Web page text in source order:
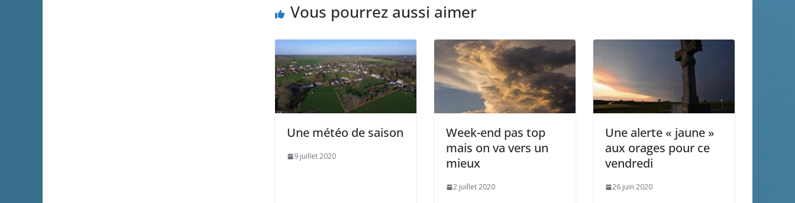
Vous pourrez aussi aimer
Une météo de saison
9 juillet 2020
Week-end pas top
mais on va vers un
mieux
2 juillet 2020
Une alerte « jaune »
aux orages pour ce
vendredi
26 juin 2020